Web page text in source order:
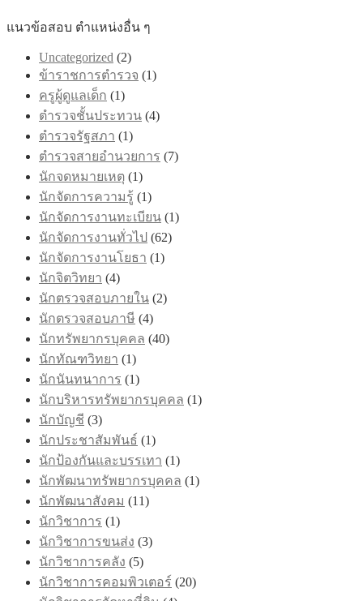
แนวข้อสอบ ตำแหน่งอื่น ๆ
Uncategorized (2)
ข้าราชการตำรวจ (1)
ครูผู้ดูแลเด็ก (1)
ตำรวจชั้นประทวน (4)
ตำรวจรัฐสภา (1)
ตำรวจสายอำนวยการ (7)
นักจดหมายเหตุ (1)
นักจัดการความรู้ (1)
นักจัดการงานทะเบียน (1)
นักจัดการงานทั่วไป (62)
นักจัดการงานโยธา (1)
นักจิตวิทยา (4)
นักตรวจสอบภายใน (2)
นักตรวจสอบภาษี (4)
นักทรัพยากรบุคคล (40)
นักทัณฑวิทยา (1)
นักนันทนาการ (1)
นักบริหารทรัพยากรบุคคล (1)
นักบัญชี (3)
นักประชาสัมพันธ์ (1)
นักป้องกันและบรรเทา (1)
นักพัฒนาทรัพยากรบุคคล (1)
นักพัฒนาสังคม (11)
นักวิชาการ (1)
นักวิชาการขนส่ง (3)
นักวิชาการคลัง (5)
นักวิชาการคอมพิวเตอร์ (20)